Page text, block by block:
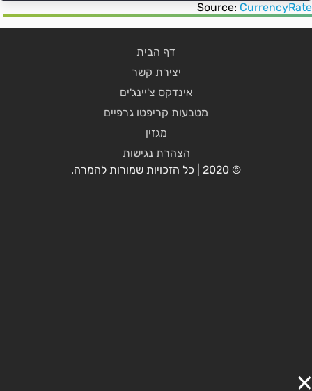
Source: CurrencyRate
דף הבית
יצירת קשר
אינדקס צ'יינג'ים
מטבעות קריפטו גרפיים
מגזין
הצהרת נגישות
© 2020 | כל הזכויות שמורות להמרה.